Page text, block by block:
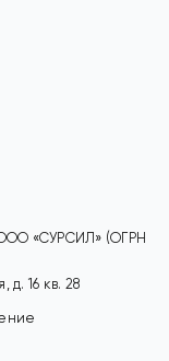
«СУРСИЛ» (ОГРН
д. 16 кв. 28